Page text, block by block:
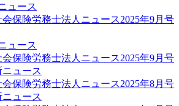
ュース
保険労務士法人ニュース2025年9月号
ュース
保険労務士法人ニュース2025年9月号
ュース
保険労務士法人ニュース2025年8月号
ュース